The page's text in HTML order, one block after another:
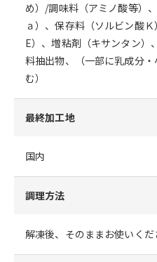
め）/調味料（アミノ酸等）
ａ）、保存料（ソルビン酸
E）、増粘剤（キサンタン）
料抽出物、（一部に乳成分
む）
最終加工地
国内
調理方法
解凍後、そのままお使いくだ